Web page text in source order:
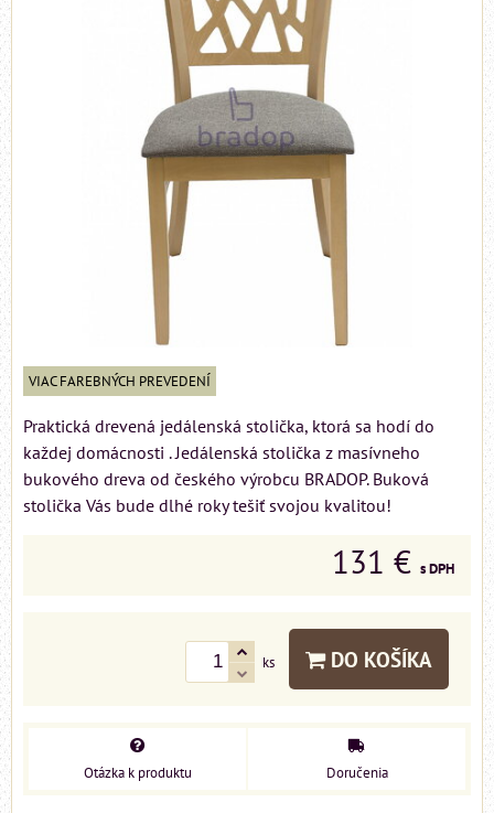
VIAC FAREBNÝCH PREVEDENÍ
Praktická drevená jedálenská stolička, ktorá sa hodí do
každej domácnosti . Jedálenská stolička z masívneho
bukového dreva od českého výrobcu BRADOP. Buková
stolička Vás bude dlhé roky tešiť svojou kvalitou!
131 € s DPH
ks DO KOŠÍKA
Otázka k produktu Doručenia